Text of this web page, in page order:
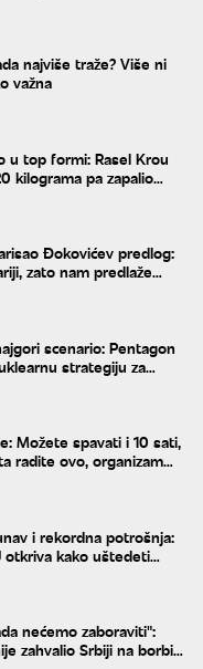
najviše traže? Više ni
važna
u top formi: Rasel Krou
kilograma pa zapalio
Đokovićev predlog:
zato nam predlaže
scenario: Pentagon
strategiju za
Možete spavati i 10 sati,
radite ovo, organizam
i rekordna potrošnja:
otkriva kako uštedeti
nećemo zaboraviti":
zahvalio Srbiji na borbi